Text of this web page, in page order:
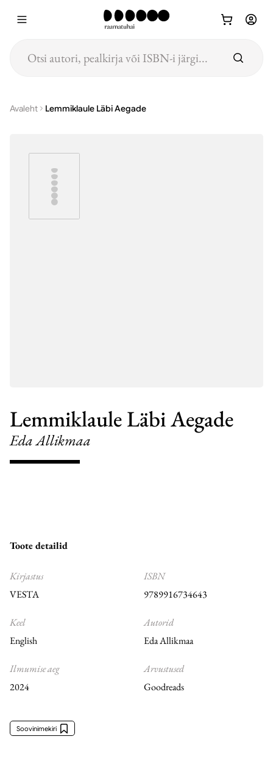
Avaleht Lemmiklaule Läbi Aegade
Lemmiklaule Läbi Aegade
Eda Allikmaa
Toote detailid
Kirjastus
VESTA
Keel
English
Ilmumise aeg
2024
ISBN
9789916734643
Autorid
Eda Allikmaa
Arvustused
Goodreads
Soovinimekiri